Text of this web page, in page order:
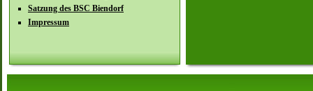
Satzung des BSC Biendorf
Impressum